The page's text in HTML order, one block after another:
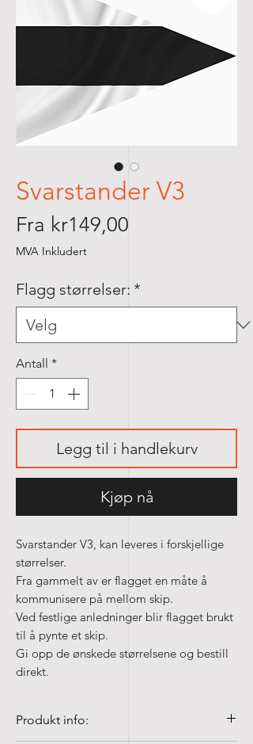
Svarstander V3
Fra kr149,00
MVA Inkludert
Flagg størrelser: *
Antall *
Legg til i handlekurv
Kjøp nå
Svarstander V3, kan leveres i forskjellige
størrelser.
Fra gammelt av er flagget en måte å
kommunisere på mellom skip.
Ved festlige anledninger blir flagget brukt
til å pynte et skip.
Gi opp de ønskede størrelsene og bestill
direkt.
Produkt info: